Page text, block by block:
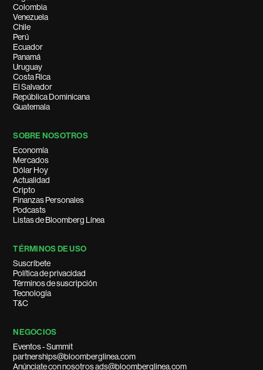
Colombia
Venezuela
Chile
Perú
Ecuador
Panamá
Uruguay
Costa Rica
El Salvador
República Dominicana
Guatemala
SOBRE NOSOTROS
Economía
Mercados
Dólar Hoy
Actualidad
Cripto
Finanzas Personales
Podcasts
Listas de Bloomberg Línea
TÉRMINOS DE USO
Suscríbete
Política de privacidad
Términos de suscripción
Tecnología
T&C
NEGOCIOS
Eventos - Summit
partnerships@bloomberglinea.com
Anúnciate con nosotros ads@bloomberglinea.com